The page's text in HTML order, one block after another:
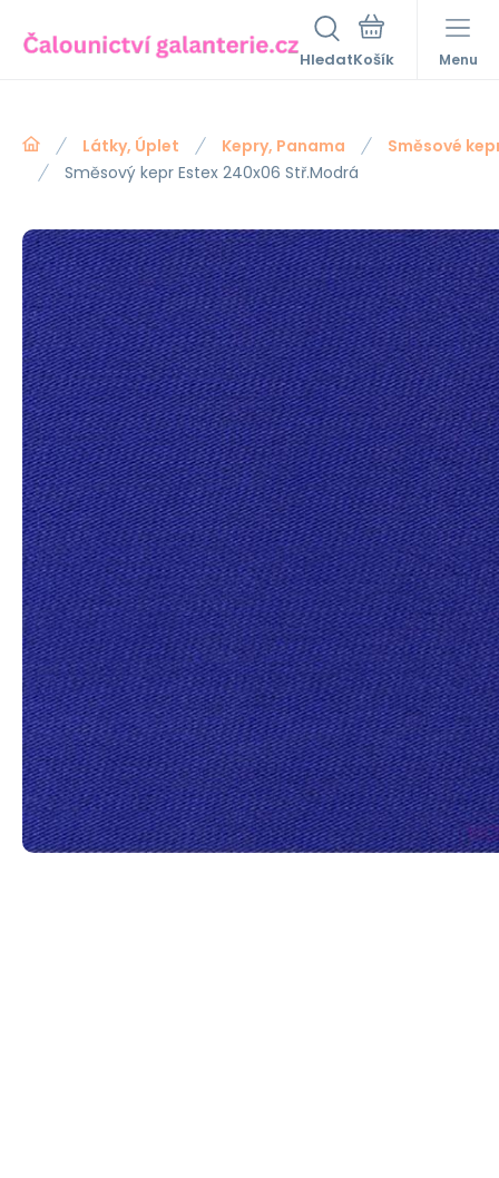
Hledat Menu
Látky, Úplet Kepry, Panama
Směsové
Směsový kepr Estex 240x06 Stř.Modrá